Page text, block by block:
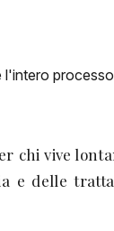
l'intero
chi vive
e delle